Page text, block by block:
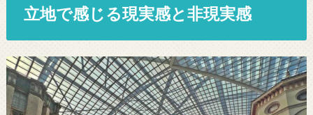
立地で感じる現実感と非現実感